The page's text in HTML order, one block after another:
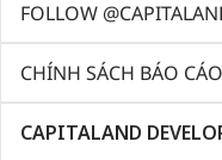
FOLLOW
CHÍNH SÁCH BÁO
CAPITALAND